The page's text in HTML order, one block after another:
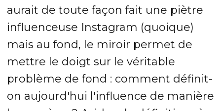
aurait de toute façon fait une piètre
influenceuse Instagram (quoique)
mais au fond, le miroir permet de
mettre le doigt sur le véritable
problème de fond : comment définit-
on aujourd'hui l'influence de manière